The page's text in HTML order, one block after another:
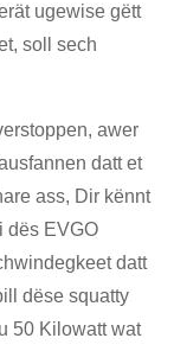
ugewise gëtt
soll sech
awer
datt et
ass, Dir kënnt
dës EVGO
datt
dëse squatty
50 Kilowatt wat